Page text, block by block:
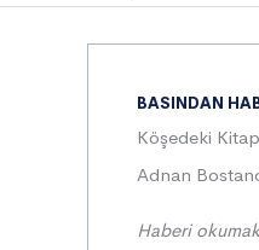
BASINDAN
Köşedeki
Adnan
Haberi